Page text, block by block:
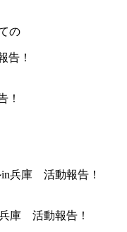
の
！
庫 活動報告！